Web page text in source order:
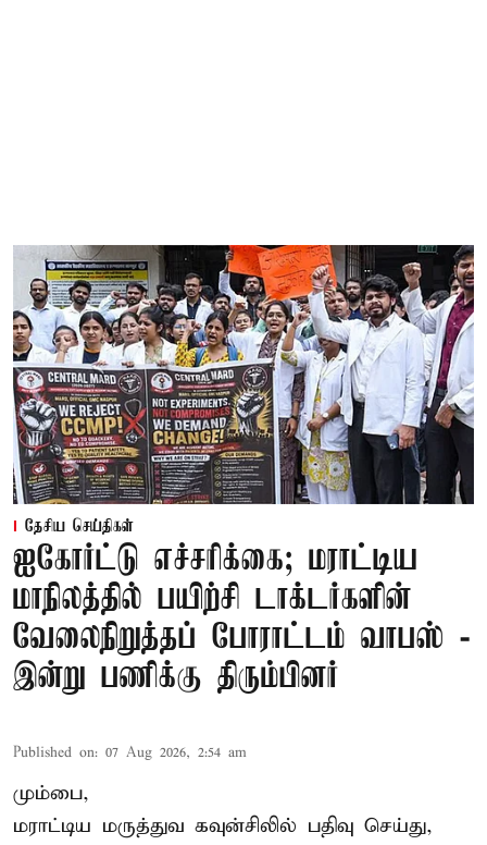
தேசிய செய்திகள்
ஐகோர்ட்டு எச்சரிக்கை; மராட்டிய
மாநிலத்தில் பயிற்சி டாக்டர்களின்
வேலைநிறுத்தப் போராட்டம் வாபஸ் -
இன்று பணிக்கு திரும்பினர்
Published on: 07 Aug 2026, 2:54 am
மும்பை,
மராட்டிய மருத்துவ கவுன்சிலில் பதிவு செய்து,